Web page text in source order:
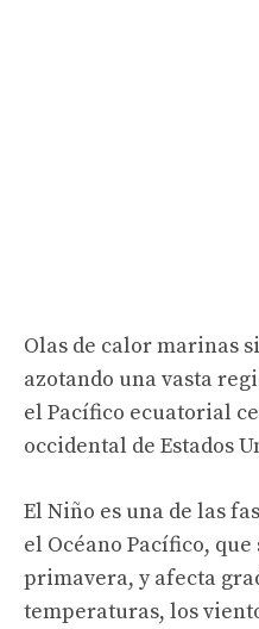
Olas de calor marinas
azotando una vasta
el Pacífico ecuatorial
occidental de Estados
El Niño es una de las
el Océano Pacífico,
primavera, y afecta
temperaturas, los